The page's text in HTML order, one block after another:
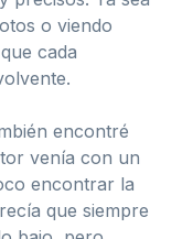
o viendo
cada
encontré
venía con un
encontrar la
que siempre